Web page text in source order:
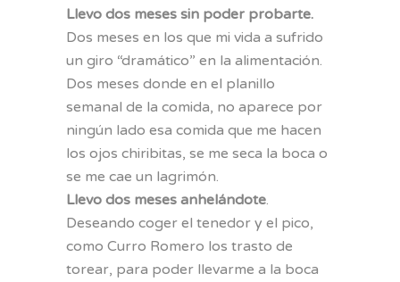
Llevo dos meses sin poder probarte.
Dos meses en los que mi vida a sufrido
un giro “dramático” en la alimentación.
Dos meses donde en el planillo
semanal de la comida, no aparece por
ningún lado esa comida que me hacen
los ojos chiribitas, se me seca la boca o
se me cae un lagrimón.
Llevo dos meses anhelándote.
Deseando coger el tenedor y el pico,
como Curro Romero los trasto de
torear, para poder llevarme a la boca